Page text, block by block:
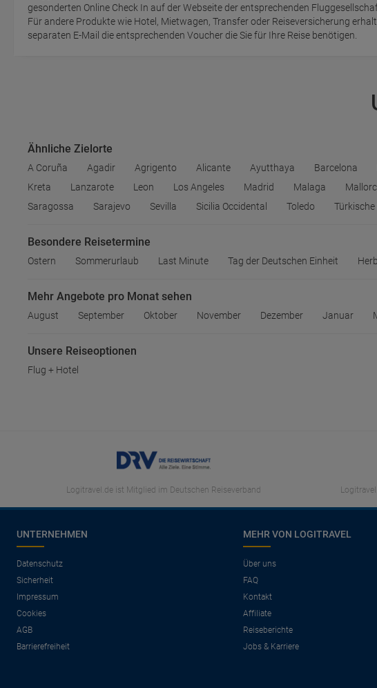
gesonderten Online Check In auf der Webseite der entsprechenden
Für andere Produkte wie Hotel, Mietwagen, Transfer oder Reiseversicherung
separaten E-Mail die entsprechenden Voucher die Sie für Ihre Reise benötigen.
Ähnliche Zielorte
A Coruña Agadir Agrigento Alicante Ayutthaya Barcelona
Kreta
Lanzarote Leon Los Angeles Madrid Malaga
Saragossa
Sarajevo Sevilla Sicilia Occidental Toledo Türkische
Besondere Reisetermine
Ostern Sommerurlaub Last Minute Tag der Deutschen Einheit
Mehr Angebote pro Monat sehen
August September Oktober November Dezember Januar
Unsere Reiseoptionen
Flug + Hotel
Logitravel.de ist Mitglied im Deutschen Reiseverband
UNTERNEHMEN
Datenschutz
Sicherheit
Impressum
Cookies
AGB
Barrierefreiheit
MEHR VON LOGITRAVEL
Über uns
FAQ
Kontakt
Affiliate
Reiseberichte
Jobs & Karriere